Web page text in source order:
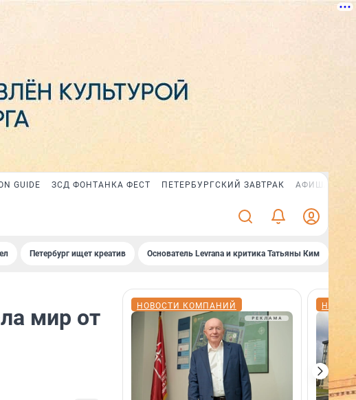
GUIDE ЗСД ФОНТАНКА ФЕСТ ПЕТЕРБУРГСКИЙ ЗАВТРАК АФИША PLUS
Петербург ищет креатив Основатель Levrana и критика Татьяны Ким
мир от
НОВОСТИ КОМПАНИЙ